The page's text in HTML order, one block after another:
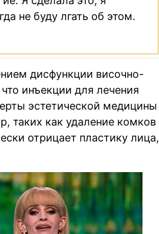
не буду лгать об этом.
дисфункции височно-
инъекции для лечения
эстетической медицины
таких как удаление комков
отрицает пластику лица,